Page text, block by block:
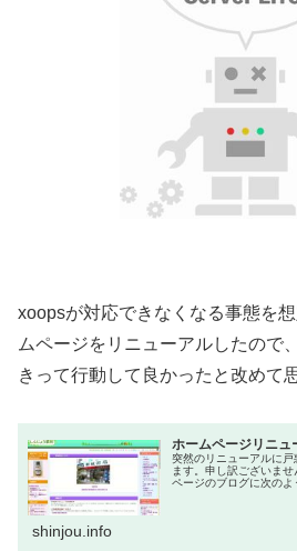
xoopsが対応できなくなる事態を
ムページをリニューアルしたので
きって行動して良かったと改めて
ホームページリニュ
突然のリニューアルに
ます。申し訳ございま
ページのブログに次の
shinjou.info